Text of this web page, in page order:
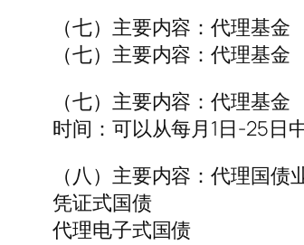
（七）主要内容：代理基金
（七）主要内容：代理基金
（七）主要内容：代理基金
时间：可以从每月1日-25日
（八）主要内容：代理国债
凭证式国债
代理电子式国债